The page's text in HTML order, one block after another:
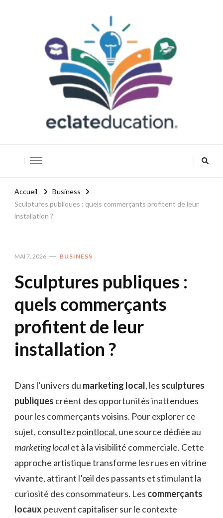
Accueil
Business
Sculptures publiques : quels commerçants profitent de leur
installation ?
MAI 7, 2026 BUSINESS
Sculptures publiques :
quels commerçants
profitent de leur
installation ?
Dans l’univers du marketing local, les sculptures
publiques créent des opportunités inattendues
pour les commerçants voisins. Pour explorer ce
sujet, consultezpointlocal, une source dédiée au
marketing localet à la visibilité commerciale. Cette
approche artistique transforme les rues en vitrine
vivante, attirant l’œil des passants et stimulant la
curiosité des consommateurs. Les commerçants
locaux peuvent capitaliser sur le contexte